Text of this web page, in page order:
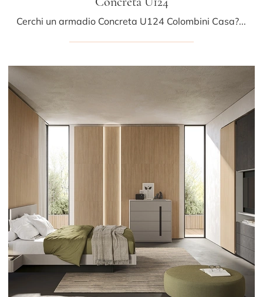
Cerchi un armadio Concreta U124 Colombini Casa? Clicca subito! Gli armadi su misura con ante scorrevoli ti aspettano.